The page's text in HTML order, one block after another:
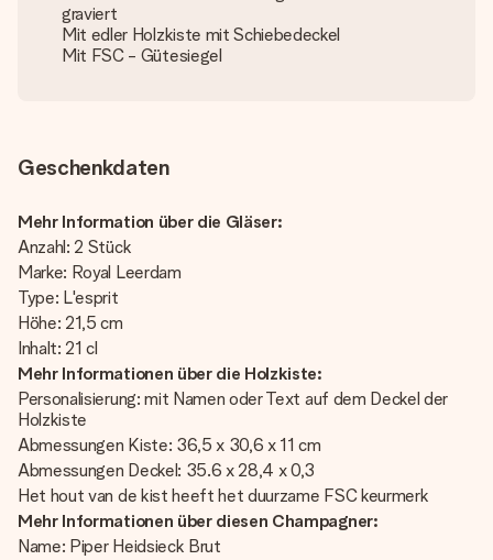
graviert
Mit edler Holzkiste mit Schiebedeckel
Mit FSC - Gütesiegel
Geschenkdaten
Mehr Information über die Gläser:
Anzahl: 2 Stück
Marke: Royal Leerdam
Type: L'esprit
Höhe: 21,5 cm
Inhalt: 21 cl
Mehr Informationen über die Holzkiste:
Personalisierung: mit Namen oder Text auf dem Deckel der
Holzkiste
Abmessungen Kiste: 36,5 x 30,6 x 11 cm
Abmessungen Deckel: 35.6 x 28,4 x 0,3
Het hout van de kist heeft het duurzame FSC keurmerk
Mehr Informationen über diesen Champagner:
Name: Piper Heidsieck Brut